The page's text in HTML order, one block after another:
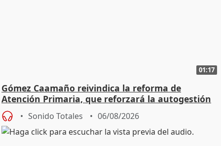
01:17
Gómez Caamaño reivindica la reforma de
Atención Primaria, que reforzará la autogestión
Sonido Totales 06/08/2026